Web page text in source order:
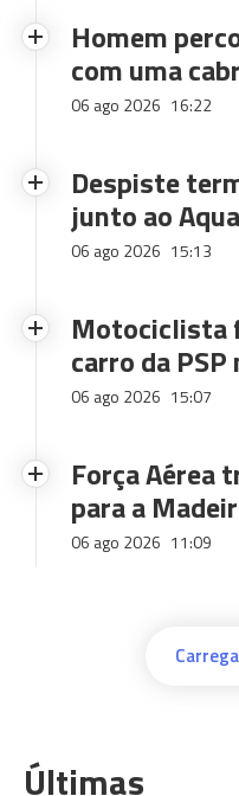
Homem
com uma
06 ago 2026 16:22
Despiste
junto ao
06 ago 2026 15:13
Motociclista
carro da PSP
06 ago 2026 15:07
Força Aérea
para a
06 ago 2026 11:09
Últimas